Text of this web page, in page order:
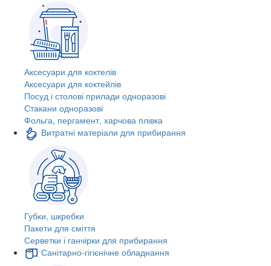
Аксесуари для коктелів
Аксесуари для коктейлів
Посуд і столові прилади одноразові
Стакани одноразові
Фольга, пергамент, харчова плівка
Витратні матеріали для прибирання
Губки, шкребки
Пакети для сміття
Серветки і ганчірки для прибирання
Санітарно-гігієнічне обладнання